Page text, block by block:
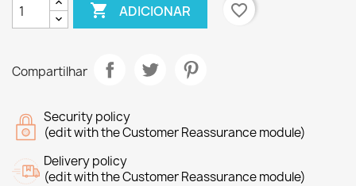
 ADICIONAR favorite_border
Compartilhar
Security policy
(edit with the Customer Reassurance module)
Delivery policy
(edit with the Customer Reassurance module)